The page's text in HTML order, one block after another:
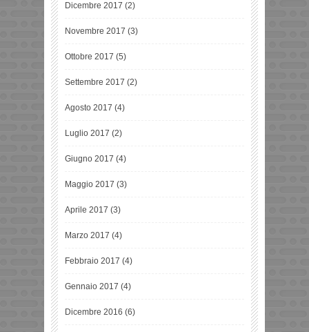
Dicembre 2017 (2)
Novembre 2017 (3)
Ottobre 2017 (5)
Settembre 2017 (2)
Agosto 2017 (4)
Luglio 2017 (2)
Giugno 2017 (4)
Maggio 2017 (3)
Aprile 2017 (3)
Marzo 2017 (4)
Febbraio 2017 (4)
Gennaio 2017 (4)
Dicembre 2016 (6)